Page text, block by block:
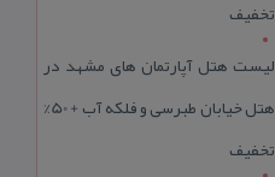
تخفیف
لیست هتل آپارتمان های مشهد در
هتل خیابان طبرسی و فلکه آب + 50%
تخفیف